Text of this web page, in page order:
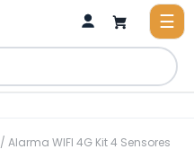
/ Alarma WIFI 4G Kit 4 Sensores